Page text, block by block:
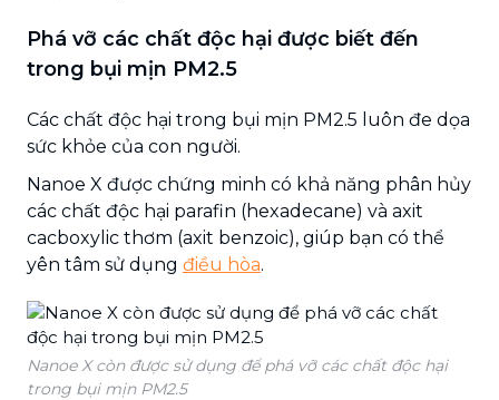
Phá vỡ các chất độc hại được biết đến
trong bụi mịn PM2.5
Các chất độc hại trong bụi mịn PM2.5 luôn đe dọa
sức khỏe của con người.
Nanoe X được chứng minh có khả năng phân hủy
các chất độc hại parafin (hexadecane) và axit
cacboxylic thơm (axit benzoic), giúp bạn có thể
yên tâm sử dụng điều hòa.
Nanoe X còn được sử dụng để phá vỡ các chất độc hại
trong bụi mịn PM2.5